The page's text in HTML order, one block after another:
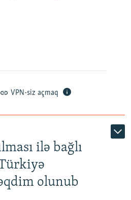
VPN-siz açmaq
ilə bağlı
olunub